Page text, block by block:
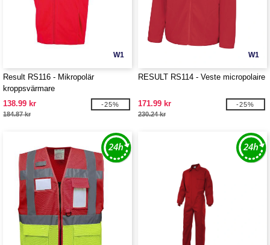
W1
Result RS116 - Mikropolär
kroppsvärmare
138.99 kr
184.87 kr
-25%
W1
RESULT RS114 - Veste micropolaire
171.99 kr
230.24 kr
-25%